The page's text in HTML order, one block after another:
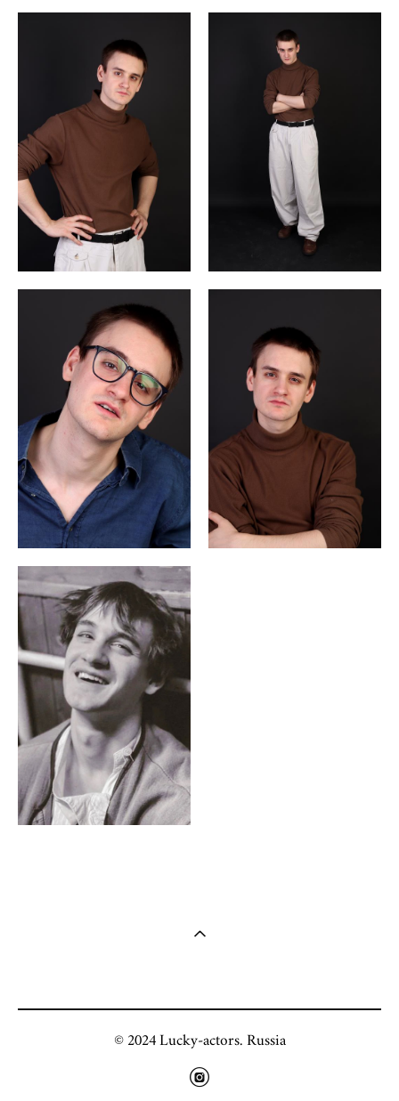
© 2024 Lucky-actors. Russia